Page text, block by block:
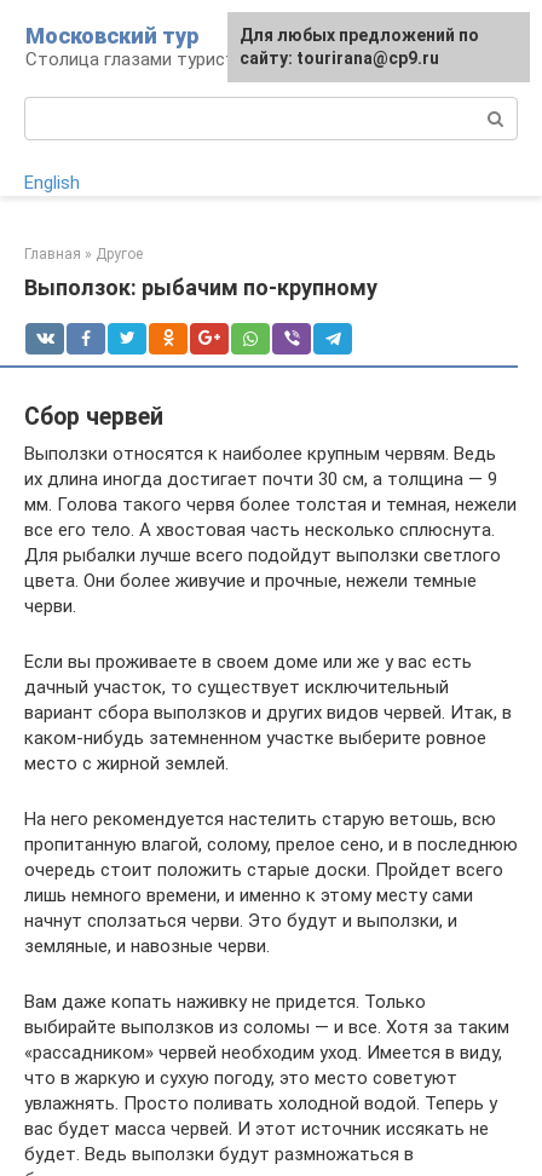
контенту
Московский тур
Столица глазами туриста
English
Главная » Другое
Выползок: рыбачим по-крупному
Сбор червей
Выползки относятся к наиболее крупным червям. Ведь
их длина иногда достигает почти 30 см, а толщина — 9
мм. Голова такого червя более толстая и темная, нежели
все его тело. А хвостовая часть несколько сплюснута.
Для рыбалки лучше всего подойдут выползки светлого
цвета. Они более живучие и прочные, нежели темные
черви.
Если вы проживаете в своем доме или же у вас есть
дачный участок, то существует исключительный
вариант сбора выползков и других видов червей. Итак, в
каком-нибудь затемненном участке выберите ровное
место с жирной землей.
На него рекомендуется настелить старую ветошь, всю
пропитанную влагой, солому, прелое сено, и в последнюю
очередь стоит положить старые доски. Пройдет всего
лишь немного времени, и именно к этому месту сами
начнут сползаться черви. Это будут и выползки, и
земляные, и навозные черви.
Вам даже копать наживку не придется. Только
выбирайте выползков из соломы — и все. Хотя за таким
«рассадником» червей необходим уход. Имеется в виду,
что в жаркую и сухую погоду, это место советуют
увлажнять. Просто поливать холодной водой. Теперь у
вас будет масса червей. И этот источник иссякать не
будет. Ведь выползки будут размножаться в
Для любых предложений по
сайту: tourirana@cp9.ru